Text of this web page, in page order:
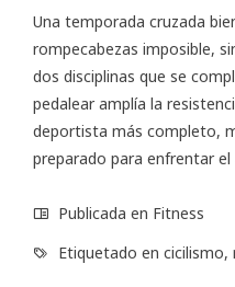
Una temporada cruzada
rompecabezas imposible,
dos disciplinas que se
pedalear amplía la
deportista más completo,
preparado para enfrentar
Publicada en Fitness
Etiquetado en cicilismo,